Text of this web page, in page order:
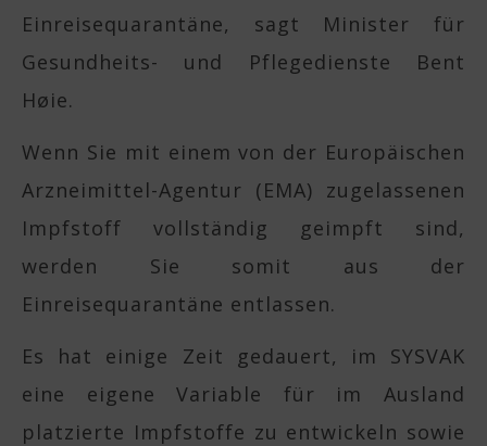
Einreisequarantäne, sagt Minister für
Gesundheits- und Pflegedienste Bent
Høie.
Wenn Sie mit einem von der Europäischen
Arzneimittel-Agentur (EMA) zugelassenen
Impfstoff vollständig geimpft sind,
werden Sie somit aus der
Einreisequarantäne entlassen.
Es hat einige Zeit gedauert, im SYSVAK
eine eigene Variable für im Ausland
platzierte Impfstoffe zu entwickeln sowie